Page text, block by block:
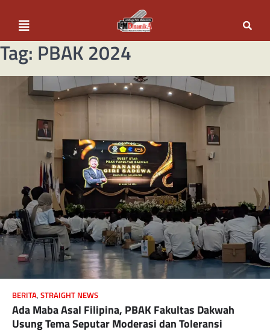
Tag: PBAK 2024
BERITA, STRAIGHT NEWS
Ada Maba Asal Filipina, PBAK Fakultas Dakwah
Usung Tema Seputar Moderasi dan Toleransi